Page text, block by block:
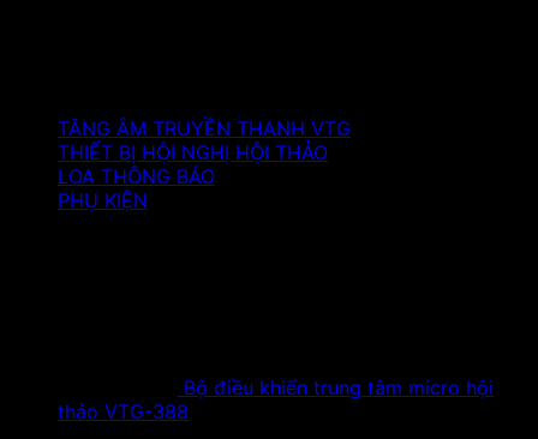
TĂNG ÂM TRUYỀN THANH VTG
THIẾT BỊ HỘI NGHỊ HỘI THẢO
LOA THÔNG BÁO
PHỤ KIỆN
Bộ điều khiển trung tâm micro hội
thảo VTG-388